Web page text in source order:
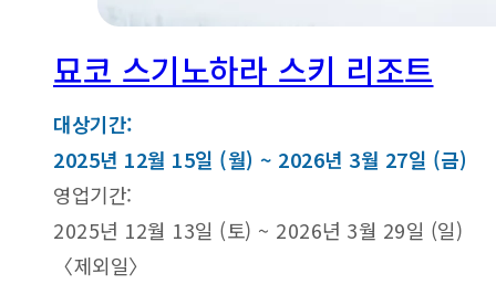
묘코 스기노하라 스키 리조트
대상기간:
2025년 12월 15일 (월) ~ 2026년 3월 27일 (금)
영업기간:
2025년 12월 13일 (토) ~ 2026년 3월 29일 (일)
〈제외일〉